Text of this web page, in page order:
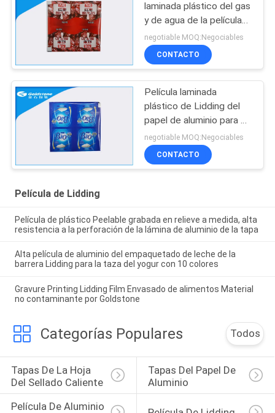
laminada plástico del gas
y de agua de la película
de Lidding del yogur de
cuatro tazas
negotiable MOQ:Negociables
CONTACTO
Película laminada
plástico de Lidding del
papel de aluminio para el
buen lacre de la taza de
papel
negotiable MOQ:Negociables
CONTACTO
Película de Lidding
Película de plástico Peelable grabada en relieve a medida, alta
resistencia a la perforación de la lámina de aluminio de la tapa
Alta película de aluminio del empaquetado de leche de la
barrera Lidding para la taza del yogur con 10 colores
Gravure Printing Lidding Film Envasado de alimentos Material
no contaminante por Goldstone
Categorías Populares Todos
Tapas De La Hoja
Del Sellado Caliente
Tapas Del Papel De
Aluminio
Película De Aluminio